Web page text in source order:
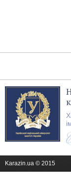
Karazin.ua © 2015